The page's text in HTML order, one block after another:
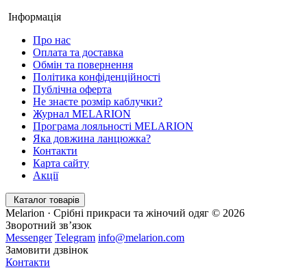
Інформація
Про нас
Оплата та доставка
Обмін та повернення
Політика конфіденційності
Публічна оферта
Не знаєте розмір каблучки?
Журнал MELARION
Програма лояльності MELARION
Яка довжина ланцюжка?
Контакти
Карта сайту
Акції
Каталог товарів
Melarion · Срібні прикраси та жіночий одяг © 2026
Зворотний зв’язок
Messenger Telegram info@melarion.com
Замовити дзвінок
Контакти